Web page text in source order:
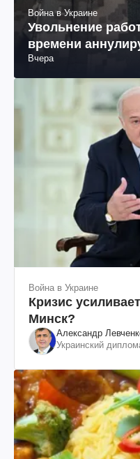
Война в Украине
Увольнение
времени
Вчера
Война в Украине
Кризис
Минск?
Александр
Украинский